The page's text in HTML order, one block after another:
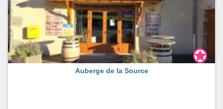
Auberge de la Source